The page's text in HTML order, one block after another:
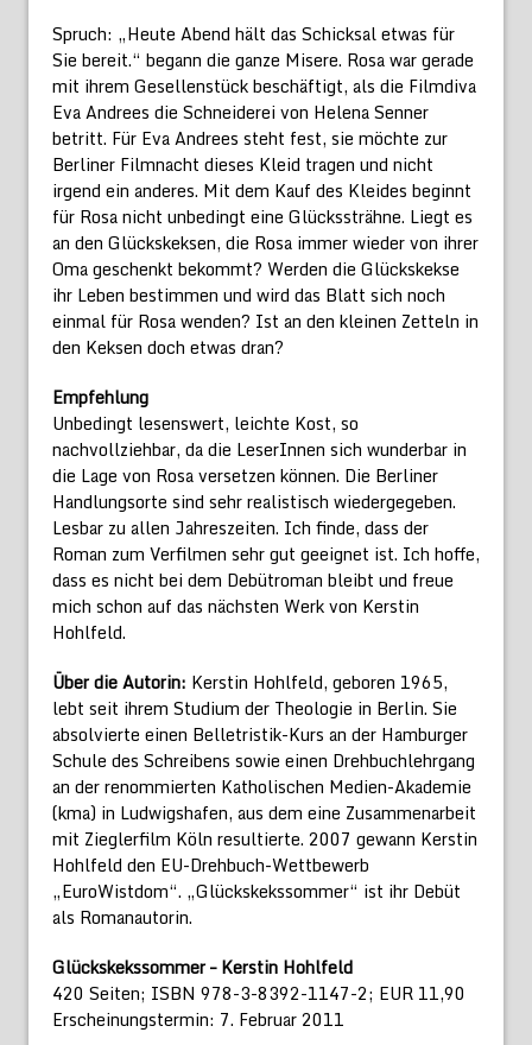
Spruch: „Heute Abend hält das Schicksal etwas für
Sie bereit.“ begann die ganze Misere. Rosa war gerade
mit ihrem Gesellenstück beschäftigt, als die Filmdiva
Eva Andrees die Schneiderei von Helena Senner
betritt. Für Eva Andrees steht fest, sie möchte zur
Berliner Filmnacht dieses Kleid tragen und nicht
irgend ein anderes. Mit dem Kauf des Kleides beginnt
für Rosa nicht unbedingt eine Glückssträhne. Liegt es
an den Glückskeksen, die Rosa immer wieder von ihrer
Oma geschenkt bekommt? Werden die Glückskekse
ihr Leben bestimmen und wird das Blatt sich noch
einmal für Rosa wenden? Ist an den kleinen Zetteln in
den Keksen doch etwas dran?
Empfehlung
Unbedingt lesenswert, leichte Kost, so
nachvollziehbar, da die LeserInnen sich wunderbar in
die Lage von Rosa versetzen können. Die Berliner
Handlungsorte sind sehr realistisch wiedergegeben.
Lesbar zu allen Jahreszeiten. Ich finde, dass der
Roman zum Verfilmen sehr gut geeignet ist. Ich hoffe,
dass es nicht bei dem Debütroman bleibt und freue
mich schon auf das nächsten Werk von Kerstin
Hohlfeld.
Über die Autorin: Kerstin Hohlfeld, geboren 1965,
lebt seit ihrem Studium der Theologie in Berlin. Sie
absolvierte einen Belletristik-Kurs an der Hamburger
Schule des Schreibens sowie einen Drehbuchlehrgang
an der renommierten Katholischen Medien-Akademie
(kma) in Ludwigshafen, aus dem eine Zusammenarbeit
mit Zieglerfilm Köln resultierte. 2007 gewann Kerstin
Hohlfeld den EU-Drehbuch-Wettbewerb
„EuroWistdom“. „Glückskekssommer“ ist ihr Debüt
als Romanautorin.
Glückskekssommer – Kerstin Hohlfeld
420 Seiten; ISBN 978-3-8392-1147-2; EUR 11,90
Erscheinungstermin: 7. Februar 2011